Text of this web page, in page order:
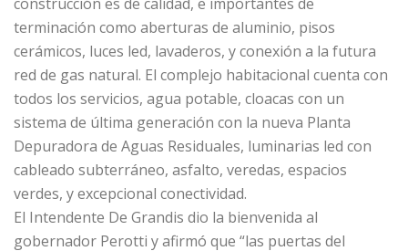
terminación como aberturas de aluminio, pisos
cerámicos, luces led, lavaderos, y conexión a la futura
red de gas natural. El complejo habitacional cuenta con
todos los servicios, agua potable, cloacas con un
sistema de última generación con la nueva Planta
Depuradora de Aguas Residuales, luminarias led con
cableado subterráneo, asfalto, veredas, espacios
verdes, y excepcional conectividad.
El Intendente De Grandis dio la bienvenida al
gobernador Perotti y afirmó que “las puertas del